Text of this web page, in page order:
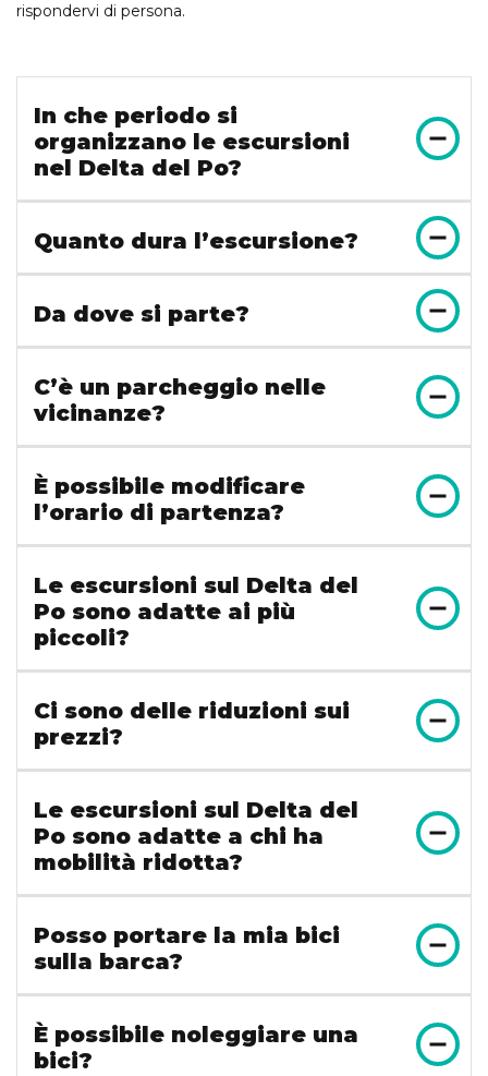
rispondervi di persona.
In che periodo si
organizzano le escursioni
nel Delta del Po?
Quanto dura l’escursione?
Da dove si parte?
C’è un parcheggio nelle
vicinanze?
È possibile modificare
l’orario di partenza?
Le escursioni sul Delta del
Po sono adatte ai più
piccoli?
Ci sono delle riduzioni sui
prezzi?
Le escursioni sul Delta del
Po sono adatte a chi ha
mobilità ridotta?
Posso portare la mia bici
sulla barca?
È possibile noleggiare una
bici?